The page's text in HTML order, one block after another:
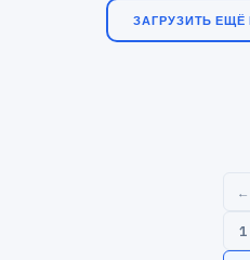
ЗАГРУЗИТЬ
←
1